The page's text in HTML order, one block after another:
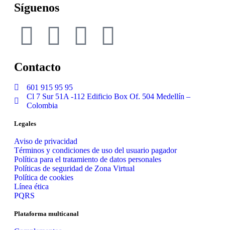
Síguenos
Contacto
601 915 95 95
Cl 7 Sur 51A -112 Edificio Box Of. 504 Medellín –
Colombia
Legales
Aviso de privacidad
Términos y condiciones de uso del usuario pagador
Política para el tratamiento de datos personales
Políticas de seguridad de Zona Virtual
Política de cookies
Línea ética
PQRS
Plataforma multicanal